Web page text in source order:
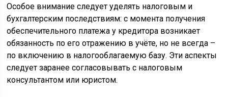
Особое внимание следует уделять налоговым и
бухгалтерским последствиям: с момента получения
обеспечительного платежа у кредитора возникает
обязанность по его отражению в учёте, но не всегда –
по включению в налогооблагаемую базу. Эти аспекты
следует заранее согласовывать с налоговым
консультантом или юристом.